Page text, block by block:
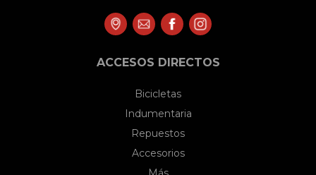
ACCESOS DIRECTOS
Bicicletas
Indumentaria
Repuestos
Accesorios